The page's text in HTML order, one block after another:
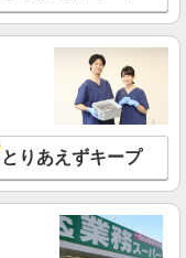
とりあえずキープ